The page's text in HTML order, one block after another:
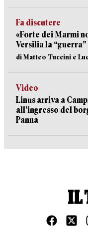
Fa discutere
«Forte dei Marmi
Versilia la
di Matteo Tuccini e
Video
Linus arriva a
all’ingresso del
Panna